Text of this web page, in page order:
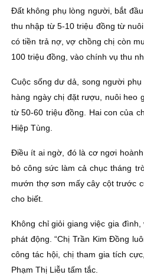
Ðất không phụ lòng người, bắt
thu nhập từ 5-10 triệu đồng từ
có tiền trả nợ, vợ chồng chị còn
100 triệu đồng, vào chính vụ thu
Cuộc sống dư dả, song người
hàng ngày chị đặt rượu, nuôi heo
từ 50-60 triệu đồng. Hai con của
Hiệp Tùng.
Ðiều ít ai ngờ, đó là cơ ngơi
bỏ công sức làm cả chục tháng
mướn thợ sơn mấy cây cột trước
cho biết.
Không chỉ giỏi giang việc gia
phát động. “Chị Trần Kim Ðồng
công tác hội, chị tham gia tích
Phạm Thị Liễu tấm tắc.